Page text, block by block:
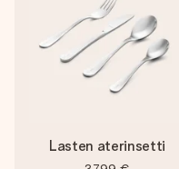
Lasten aterinsetti